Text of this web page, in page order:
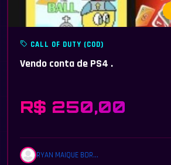
CALL OF DUTY (COD)
Vendo conta de PS4 .
R$ 250,00
RYAN MAIQUE BOR...